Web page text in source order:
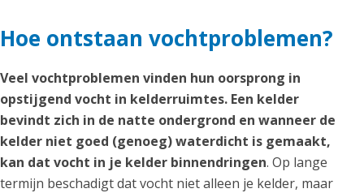
Hoe ontstaan vochtproblemen?
Veel vochtproblemen vinden hun oorsprong in
opstijgend vocht in kelderruimtes. Een kelder
bevindt zich in de natte ondergrond en wanneer de
kelder niet goed (genoeg) waterdicht is gemaakt,
kan dat vocht in je kelder binnendringen. Op lange
termijn beschadigt dat vocht niet alleen je kelder, maar